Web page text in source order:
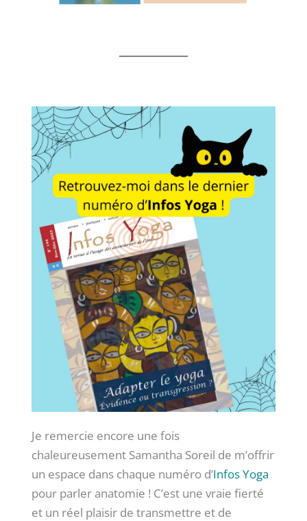
Je remercie encore une fois
chaleureusement Samantha Soreil de m’offrir
un espace dans chaque numéro d’Infos Yoga
pour parler anatomie ! C’est une vraie fierté
et un réel plaisir de transmettre et de